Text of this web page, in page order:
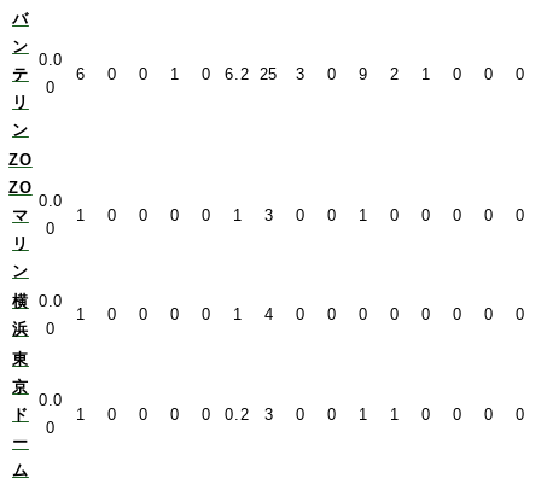
バ
ン
テ
リ
ン
0.0
0
6 0 0 1 0 6.2 25 3 0 9 2 1 0 0 0
ZO
ZO
マ
リ
ン
0.0
0
1 0 0 0 0 1 3 0 0 1 0 0 0 0 0
横
浜
0.0
0
1 0 0 0 0 1 4 0 0 0 0 0 0 0 0
東
京
ド
ー
ム
0.0
0
1 0 0 0 0 0.2 3 0 0 1 1 0 0 0 0